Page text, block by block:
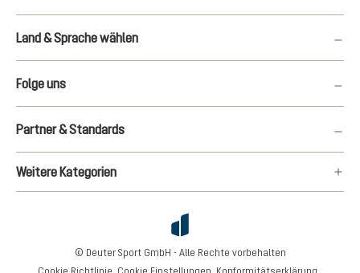
Land & Sprache wählen
Folge uns
Partner & Standards
Weitere Kategorien
© Deuter Sport GmbH - Alle Rechte vorbehalten